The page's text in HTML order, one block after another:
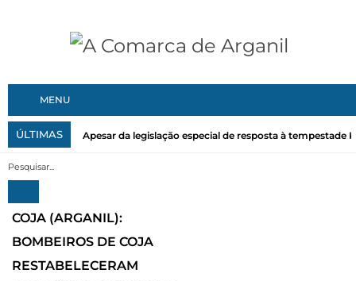
MENU
ÚLTIMAS Apesar da legislação especial de resposta à tempestade
COJA (ARGANIL):
BOMBEIROS DE COJA
RESTABELECERAM